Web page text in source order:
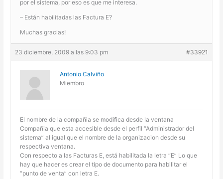
por el sistema, por eso es que me interesa.
– Están habilitadas las Factura E?
Muchas gracias!
23 diciembre, 2009 a las 9:03 pm #33921
Antonio Calviño
Miembro
El nombre de la compañia se modifica desde la ventana
Compañia que esta accesible desde el perfil “Administrador del
sistema” al igual que el nombre de la organizacion desde su
respectiva ventana.
Con respecto a las Facturas E, está habilitada la letra “E” Lo que
hay que hacer es crear el tipo de documento para habilitar el
“punto de venta” con letra E.